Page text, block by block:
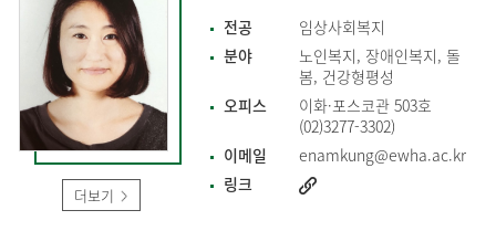
더보기
전공
임상사회복지
분야
노인복지, 장애인복지, 돌
봄, 건강형평성
오피스
이화·포스코관 503호
(02)3277-3302)
이메일
enamkung@ewha.ac.kr
링크